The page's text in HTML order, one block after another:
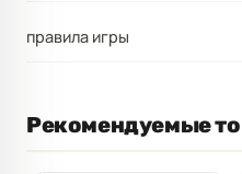
правила игры
Рекомендуемые